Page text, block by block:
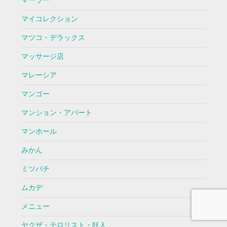
マイコレクション
マツコ・デラックス
マッサージ店
マレーシア
マンゴー
マンション・アパート
マンホール
みかん
ミツバチ
ムカデ
メニュー